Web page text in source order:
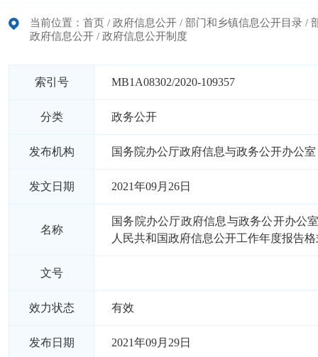
当前位置： 首页 / 政府信息公开 / 部门和乡镇信息公开目录 /
政府信息公开 / 政府信息公开制度
索引号 MB1A08302/2020-109357
分类 政务公开
发布机构 国务院办公厅政府信息与政务公开办公室
发文日期 2021年09月26日
名称
国务院办公厅政府信息与政务公开办公
人民共和国政府信息公开工作年度报告
文号
效力状态 有效
发布日期 2021年09月29日